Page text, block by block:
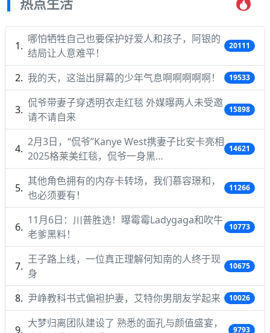
哪怕牺牲自己也要保护好爱人和孩子，阿银的
结局让人意难平！
20111
我的天，这溢出屏幕的少年气息啊啊啊啊啊！ 19533
侃爷带妻子穿透明衣走红毯 外媒曝两人未受邀
请不请自来
15898
2月3日，“侃爷”Kanye West携妻子比安卡亮相
2025格莱美红毯，侃爷一身黑…
14621
其他角色拥有的内存卡转场，我们慕容璟和，
也必须要有！
11266
11月6日：川普胜选！曝霉霉Ladygaga和吹牛
老爹黑料！
10773
王子路上线，一位真正理解何知南的人终于现
身
10675
尹峥教科书式偏袒护妻，艾特你男朋友学起来 10026
大梦归离团队建设了 熟悉的面孔与颜值盛宴，
9793